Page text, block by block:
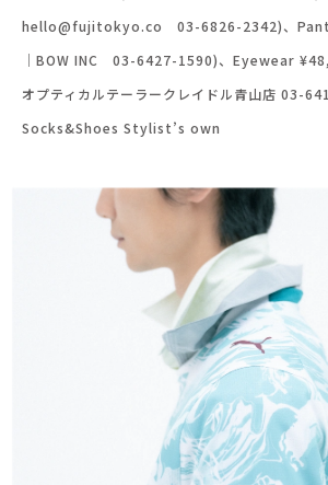
hello@fujitokyo.co 03-6826-2342)、
｜BOW INC 03-6427-1590)、Eyewear
オプティカルテーラークレイドル青山店 03-
Socks&Shoes Stylist’s own